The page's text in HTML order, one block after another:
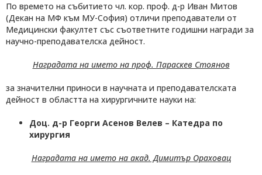
По времето на събитието чл. кор. проф. д-р Иван Митов
(Декан на МФ към МУ-София) отличи преподаватели от
Медицински факултет със съответните годишни награди за
научно-преподавателска дейност.
Наградата на името на проф. Параскев Стоянов
за значителни приноси в научната и преподавателската
дейност в областта на хирургичните науки на:
Доц. д-р Георги Асенов Велев – Катедра по
хирургия
Наградата на името на акад. Димитър Ораховац